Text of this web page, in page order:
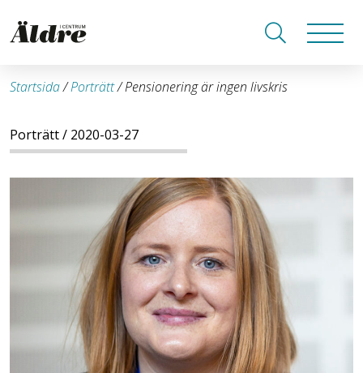
Startsida/Porträtt/Pensionering är ingen livskris
Porträtt/ 2020-03-27